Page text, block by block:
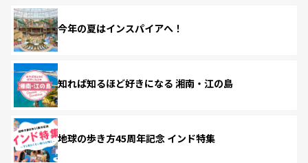
今年の夏はインスパイアへ！
知れば知るほど好きになる 湘南・江の島
地球の歩き方45周年記念 インド特集